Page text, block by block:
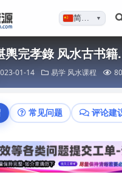
简体…▼
輿完孝錄 风水古书
01-14 易学 风水课程 80
常见问题 评论建